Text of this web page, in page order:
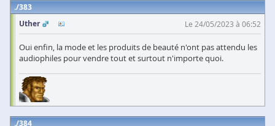
383
Uther
Le 24/05/2023 à 06:52
Oui enfin, la mode et les produits de beauté n'ont pas attendu les
audiophiles pour vendre tout et surtout n'importe quoi.
384